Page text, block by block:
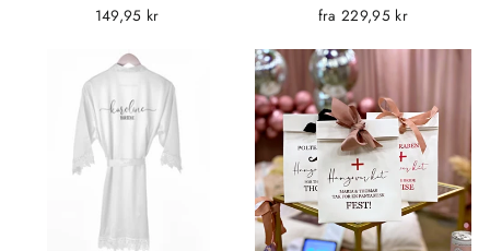
149,95 kr fra 229,95 kr